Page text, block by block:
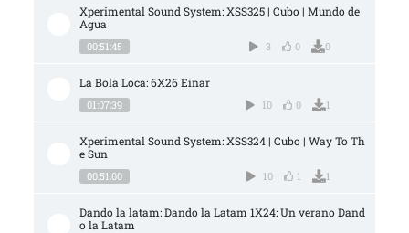
Xperimental Sound System: XSS325 | Cubo | Mundo de
Agua
00:51:45 3 0 0
La Bola Loca: 6X26 Einar
01:07:39 10 0 1
Xperimental Sound System: XSS324 | Cubo | Way To Th
e Sun
00:51:00 10 1 1
Dando la latam: Dando la Latam 1X24: Un verano Dand
o la Latam